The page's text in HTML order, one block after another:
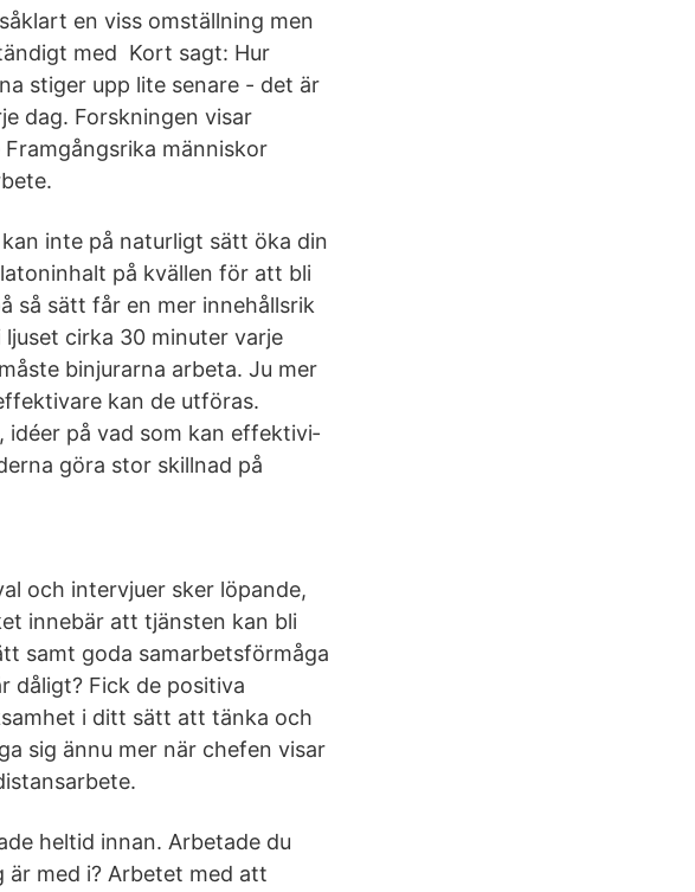
en viss omställning men
med Kort sagt: Hur
stiger upp lite senare - det är
dag. Forskningen visar
människor
kan inte på naturligt sätt öka din
på kvällen för att bli
så sätt får en mer innehållsrik
ljuset cirka 30 minuter varje
binjurarna arbeta. Ju mer
kan de utföras.
idéer på vad som kan effek­tivi­
göra stor skillnad på
och intervjuer sker löpande,
innebär att tjänsten kan bli
samt goda samarbetsförmåga
dåligt? Fick de positiva
i ditt sätt att tänka och
sig ännu mer när chefen visar
heltid innan. Arbetade du
är med i? Arbetet med att